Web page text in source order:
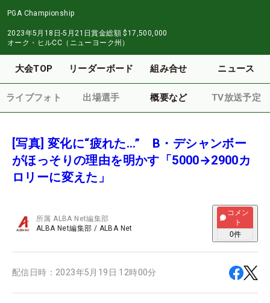
PGA Championship
2023年5月18日-5月21日賞金総額 $17,500,000
オーク・ヒルCC（ニューヨーク州）
大会TOP リーダーボード 組み合せ ニュース
ライブフォト 出場選手 概要など TV放送予定
[写真] 変化に“疲れた…” B・デシャンボー
がほっそりの理由を明かす「5000→2900カ
ロリーに変えた」
所属ALBA Net編集部
ALBA Net編集部 / ALBA Net
コメン
ト
0件
配信日時： 2023年5月19日 12時00分